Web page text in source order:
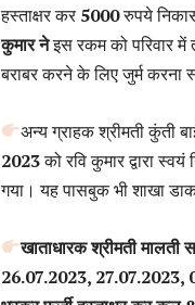
हस्ताक्षर कर 5000रुपये
कुमार नेइस रकम को परिवार
बराबर करने के लिए जुर्म करना
अन्य ग्राहक श्रीमती कुंती
2023को रवि कुमार द्वारा
गया। यह पासबुक भी शाखा
खाताधारक श्रीमती मालती
26.07.2023, 27.07.2023,